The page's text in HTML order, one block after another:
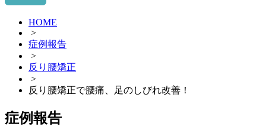
HOME
>
症例報告
>
反り腰矯正
>
反り腰矯正で腰痛、足のしびれ改善！
症例報告